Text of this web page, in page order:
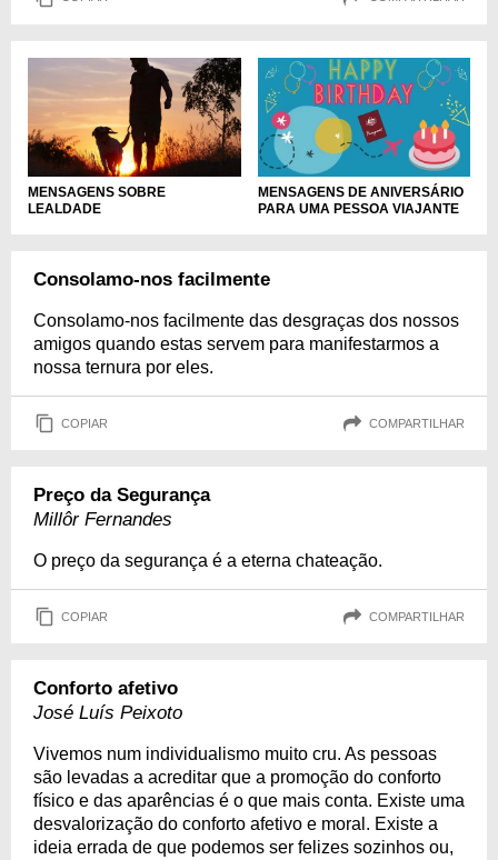
MENSAGENS SOBRE
LEALDADE
MENSAGENS DE ANIVERSÁRIO
PARA UMA PESSOA VIAJANTE
Consolamo-nos facilmente
Consolamo-nos facilmente das desgraças dos nossos
amigos quando estas servem para manifestarmos a
nossa ternura por eles.
COPIAR COMPARTILHAR
Preço da Segurança
Millôr Fernandes
O preço da segurança é a eterna chateação.
COPIAR COMPARTILHAR
Conforto afetivo
José Luís Peixoto
Vivemos num individualismo muito cru. As pessoas
são levadas a acreditar que a promoção do conforto
físico e das aparências é o que mais conta. Existe uma
desvalorização do conforto afetivo e moral. Existe a
ideia errada de que podemos ser felizes sozinhos ou,